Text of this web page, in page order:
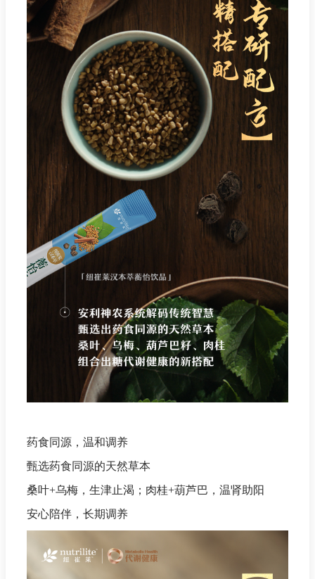
药食同源，温和调养
甄选药食同源的天然草本
桑叶+乌梅，生津止渴；肉桂+葫芦巴，温肾助阳
安心陪伴，长期调养